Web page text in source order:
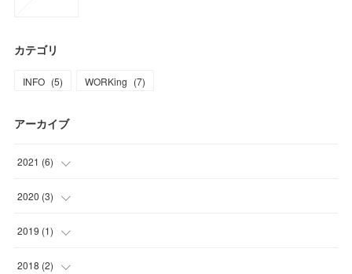
カテゴリ
INFO (5) WORKing (7)
アーカイブ
2021 (6)
( )
( )
2020 (3)
( )
( )
2019 (1)
( )
2018 (2)